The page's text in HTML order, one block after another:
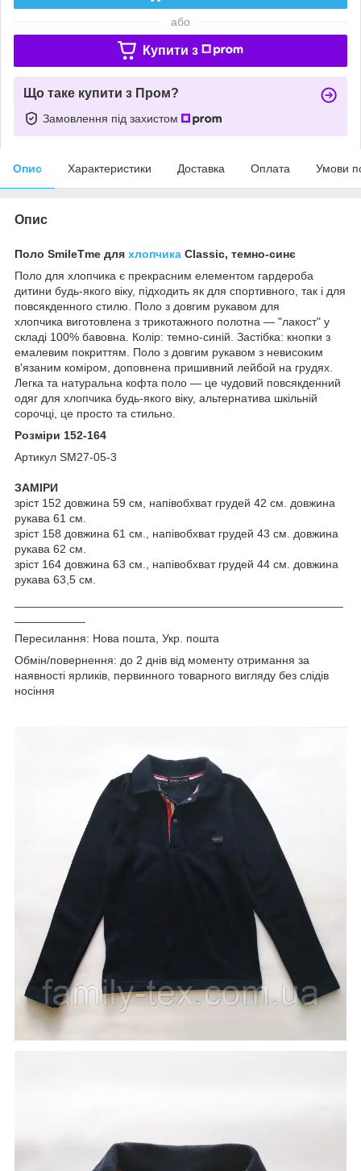
або
Купити з
Що таке купити з Пром?
Замовлення під захистом
Опис Характеристики Доставка Оплата Умови
Опис
Поло SmileTme для хлопчика Classic, темно-синє
Поло для хлопчика є прекрасним елементом гардероба
дитини будь-якого віку, підходить як для спортивного, так і для
повсякденного стилю. Поло з довгим рукавом для
хлопчика виготовлена з трикотажного полотна — "лакост" у
складі 100% бавовна. Колір: темно-синій. Застібка: кнопки з
емалевим покриттям. Поло з довгим рукавом з невисоким
в'язаним коміром, доповнена пришивний лейбой на грудях.
Легка та натуральна кофта поло — це чудовий повсякденний
одяг для хлопчика будь-якого віку, альтернатива шкільній
сорочці, це просто та стильно.
Розміри 152-164
Артикул SM27-05-3
ЗАМІРИ
зріст 152 довжина 59 см, напівобхват грудей 42 см. довжина
рукава 61 см.
зріст 158 довжина 61 см., напівобхват грудей 43 см. довжина
рукава 62 см.
зріст 164 довжина 63 см., напівобхват грудей 44 см. довжина
рукава 63,5 см.
Пересилання: Нова пошта, Укр. пошта
Обмін/повернення: до 2 днів від моменту отримання за
наявності ярликів, первинного товарного вигляду без слідів
носіння